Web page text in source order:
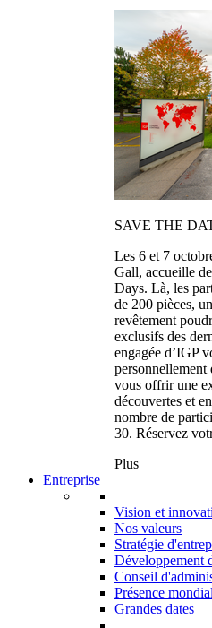
SAVE THE
Les 6 et 7
Gall, accueille
Days. Là, les
de 200 pièces,
revêtement
exclusifs des
engagée d’IGP
personnellement
vous offrir une
découvertes et
nombre de
30. Réservez
Plus
Entreprise
Vision et
Nos valeurs
Stratégie
Développement
Conseil
Présence
Grandes dates